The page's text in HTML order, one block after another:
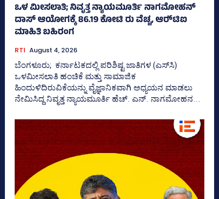
ಒಳ ಮೀಸಲಾತಿ; ನಿವೃತ್ತ ನ್ಯಾಯಮೂರ್ತಿ ನಾಗಮೋಹನ್
ದಾಸ್ ಆಯೋಗಕ್ಕೆ 86.19 ಕೋಟಿ ರು ವೆಚ್ಚ, ಆರ್‍‌ಟಿಐ
ಮಾಹಿತಿ ಬಹಿರಂಗ
RTI August 4, 2026
ಬೆಂಗಳೂರು; ಕರ್ನಾಟಕದಲ್ಲಿ ಪರಿಶಿಷ್ಟ ಜಾತಿಗಳ (ಎಸ್‌ಸಿ)
ಒಳಮೀಸಲಾತಿ ಹಂಚಿಕೆ ಮತ್ತು ಸಾಮಾಜಿಕ
ಹಿಂದುಳಿದಿರುವಿಕೆಯನ್ನು ವೈಜ್ಞಾನಿಕವಾಗಿ ಅಧ್ಯಯನ ಮಾಡಲು
ನೇಮಿಸಿದ್ದ ನಿವೃತ್ತ ನ್ಯಾಯಮೂರ್ತಿ ಹೆಚ್. ಎನ್. ನಾಗಮೋಹನ...